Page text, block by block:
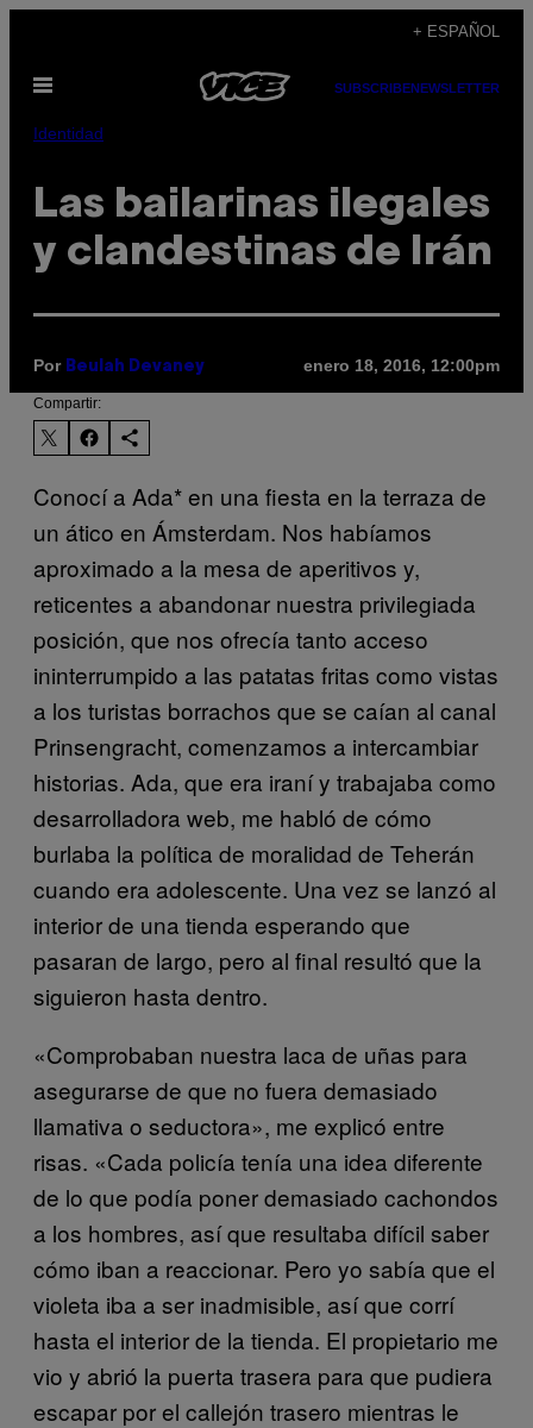
contenido
+ ESPAÑOL
Abrir
SUBSCRIBENEWSLETTER
Identidad
Las bailarinas ilegales
y clandestinas de Irán
Por Beulah Devaney enero 18, 2016, 12:00pm
Compartir:
Conocí a Ada* en una fiesta en la terraza de
un ático en Ámsterdam. Nos habíamos
aproximado a la mesa de aperitivos y,
reticentes a abandonar nuestra privilegiada
posición, que nos ofrecía tanto acceso
ininterrumpido a las patatas fritas como vistas
a los turistas borrachos que se caían al canal
Prinsengracht, comenzamos a intercambiar
historias. Ada, que era iraní y trabajaba como
desarrolladora web, me habló de cómo
burlaba la política de moralidad de Teherán
cuando era adolescente. Una vez se lanzó al
interior de una tienda esperando que
pasaran de largo, pero al final resultó que la
siguieron hasta dentro.
«Comprobaban nuestra laca de uñas para
asegurarse de que no fuera demasiado
llamativa o seductora», me explicó entre
risas. «Cada policía tenía una idea diferente
de lo que podía poner demasiado cachondos
a los hombres, así que resultaba difícil saber
cómo iban a reaccionar. Pero yo sabía que el
violeta iba a ser inadmisible, así que corrí
hasta el interior de la tienda. El propietario me
vio y abrió la puerta trasera para que pudiera
escapar por el callejón trasero mientras le